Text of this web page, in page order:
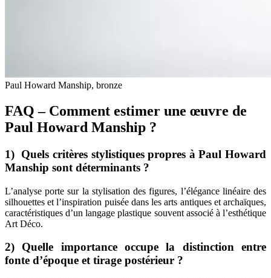
Paul Howard Manship, bronze
FAQ – Comment estimer une œuvre de
Paul Howard Manship ?
1) Quels critères stylistiques propres à Paul Howard
Manship sont déterminants ?
L’analyse porte sur la stylisation des figures, l’élégance linéaire des
silhouettes et l’inspiration puisée dans les arts antiques et archaïques,
caractéristiques d’un langage plastique souvent associé à l’esthétique
Art Déco.
2) Quelle importance occupe la distinction entre
fonte d’époque et tirage postérieur ?